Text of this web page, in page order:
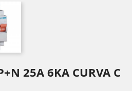
25A 6KA CURVA C